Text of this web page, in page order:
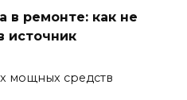
в ремонте: как не
источник
мощных средств